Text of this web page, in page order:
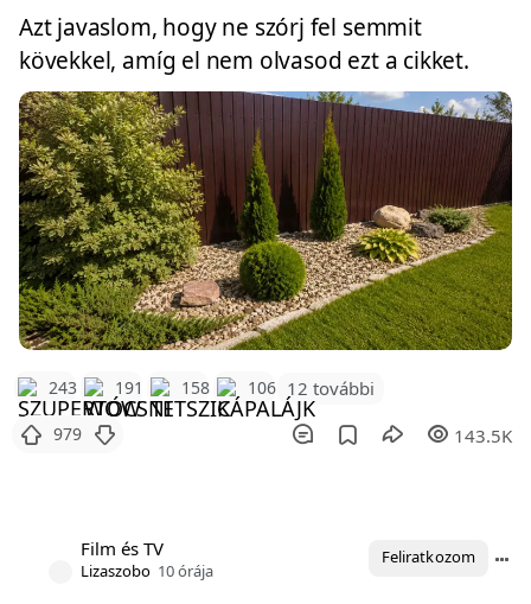
Azt javaslom, hogy ne szórj fel semmit
kövekkel, amíg el nem olvasod ezt a cikket.
243 191 158 106 12 további
979 143.5K
Film és TV
Lizaszobo 10 órája
Feliratkozom